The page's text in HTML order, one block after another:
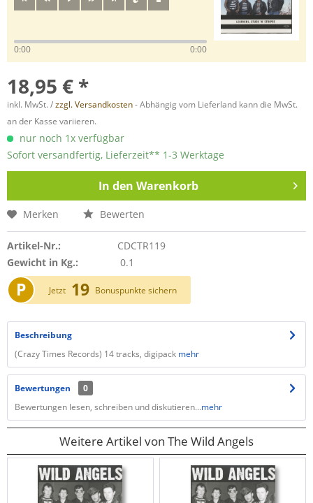
0:00 0:00
18,95 € *
inkl. MwSt. /zzgl. Versandkosten- Abhängig vom Lieferland kann die MwSt.
an der Kasse variieren.
nur noch 1x verfügbar
Sofort versandfertig, Lieferzeit** 1-3 Werktage
In den Warenkorb
Merken Bewerten
Artikel-Nr.:
CDCTR119
Gewicht in Kg.:
0.1
P Jetzt 19 Bonuspunkte sichern
Beschreibung
(Crazy Times Records) 14 tracks, digipack mehr
Bewertungen
0
Bewertungen lesen, schreiben und diskutieren...mehr
Weitere Artikel von The Wild Angels